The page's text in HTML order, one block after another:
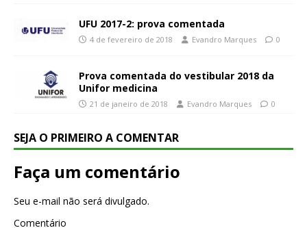
UFU 2017-2: prova comentada
4 de fevereiro de 2018 Evandro Marques 0
Prova comentada do vestibular 2018 da
Unifor medicina
21 de janeiro de 2018 Evandro Marques 0
SEJA O PRIMEIRO A COMENTAR
Faça um comentário
Seu e-mail não será divulgado.
Comentário